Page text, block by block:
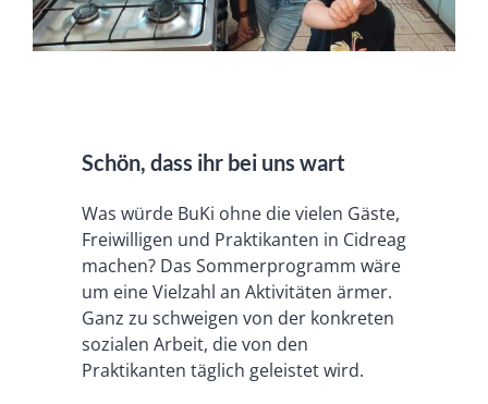
Schön, dass ihr bei uns wart
Was würde BuKi ohne die vielen Gäste,
Freiwilligen und Praktikanten in Cidreag
machen? Das Sommerprogramm wäre
um eine Vielzahl an Aktivitäten ärmer.
Ganz zu schweigen von der konkreten
sozialen Arbeit, die von den
Praktikanten täglich geleistet wird.